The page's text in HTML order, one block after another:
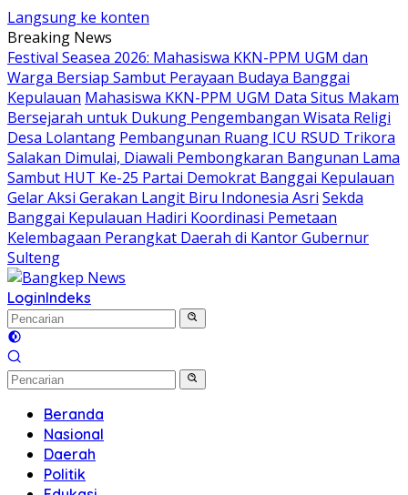
Langsung ke konten
Breaking News
Festival Seasea 2026: Mahasiswa KKN-PPM UGM dan
Warga Bersiap Sambut Perayaan Budaya Banggai
Kepulauan Mahasiswa KKN-PPM UGM Data Situs Makam
Bersejarah untuk Dukung Pengembangan Wisata Religi
Desa Lolantang Pembangunan Ruang ICU RSUD Trikora
Salakan Dimulai, Diawali Pembongkaran Bangunan Lama
Sambut HUT Ke-25 Partai Demokrat Banggai Kepulauan
Gelar Aksi Gerakan Langit Biru Indonesia Asri Sekda
Banggai Kepulauan Hadiri Koordinasi Pemetaan
Kelembagaan Perangkat Daerah di Kantor Gubernur
Sulteng
LoginIndeks
Beranda
Nasional
Daerah
Politik